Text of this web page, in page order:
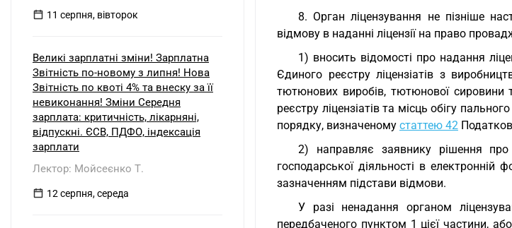
8. Орган ліцензування не пізніше
відмову в наданні ліцензії на право
1) вносить відомості про надання
Єдиного реєстру ліцензіатів з
тютюнових виробів, тютюнової сировини
реєстру ліцензіатів та місць обігу
порядку, визначеному статтею 42
2) направляє заявнику рішення про
господарської діяльності в електронній
зазначенням підстави відмови.
У разі ненадання органом
передбаченого пунктом 1 цієї частини,
11 серпня, вівторок
Великі зарплатні зміни! Зарплатна
Звітність по-новому з липня! Нова
Звітність по квоті 4% та внеску за її
невиконання! Зміни Середня
зарплата: критичність, лікарняні,
відпускні. ЄСВ, ПДФО, індексація
зарплати
Лектор: Мойсеєнко Т.
12 серпня, середа